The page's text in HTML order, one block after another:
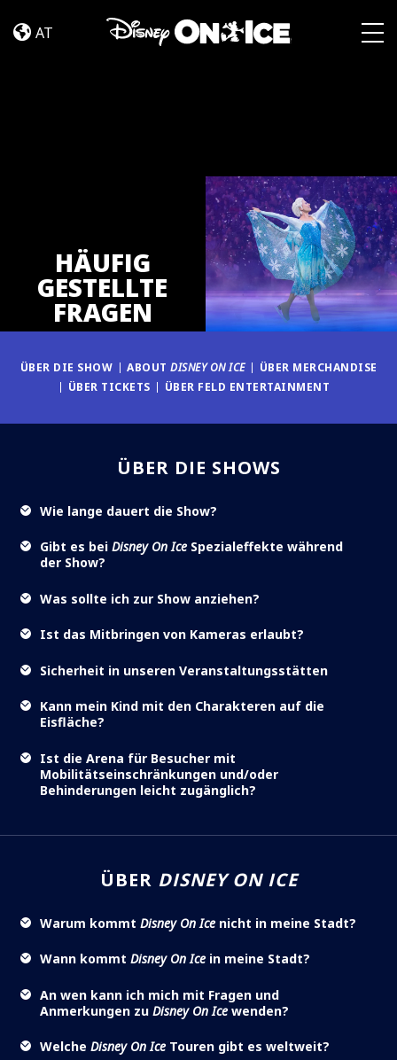
AT
HÄUFIG
GESTELLTE
FRAGEN
ÜBER DIE SHOW ABOUT DISNEY ON ICE
ÜBER MERCHANDISE
ÜBER TICKETS
ÜBER FELD ENTERTAINMENT
ÜBER DIE SHOWS
Wie lange dauert die Show?
Gibt es bei Disney On Ice Spezialeffekte während
der Show?
Was sollte ich zur Show anziehen?
Ist das Mitbringen von Kameras erlaubt?
Sicherheit in unseren Veranstaltungsstätten
Kann mein Kind mit den Charakteren auf die
Eisfläche?
Ist die Arena für Besucher mit
Mobilitätseinschränkungen und/oder
Behinderungen leicht zugänglich?
ÜBER DISNEY ON ICE
Warum kommt Disney On Ice nicht in meine Stadt?
Wann kommt Disney On Ice in meine Stadt?
An wen kann ich mich mit Fragen und
Anmerkungen zu Disney On Ice wenden?
Welche Disney On Ice Touren gibt es weltweit?